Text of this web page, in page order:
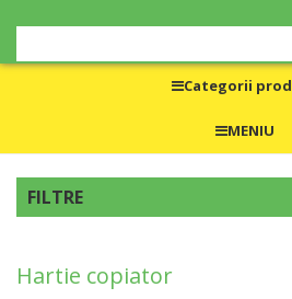
Categorii
MENIU
FILTRE
Hartie copiator